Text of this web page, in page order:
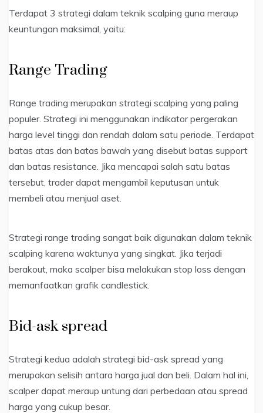
Terdapat 3 strategi dalam teknik scalping guna meraup
keuntungan maksimal, yaitu:
Range Trading
Range trading merupakan strategi scalping yang paling
populer. Strategi ini menggunakan indikator pergerakan
harga level tinggi dan rendah dalam satu periode. Terdapat
batas atas dan batas bawah yang disebut batas support
dan batas resistance. Jika mencapai salah satu batas
tersebut, trader dapat mengambil keputusan untuk
membeli atau menjual aset.
Strategi range trading sangat baik digunakan dalam teknik
scalping karena waktunya yang singkat. Jika terjadi
berakout, maka scalper bisa melakukan stop loss dengan
memanfaatkan grafik candlestick.
Bid-ask spread
Strategi kedua adalah strategi bid-ask spread yang
merupakan selisih antara harga jual dan beli. Dalam hal ini,
scalper dapat meraup untung dari perbedaan atau spread
harga yang cukup besar.